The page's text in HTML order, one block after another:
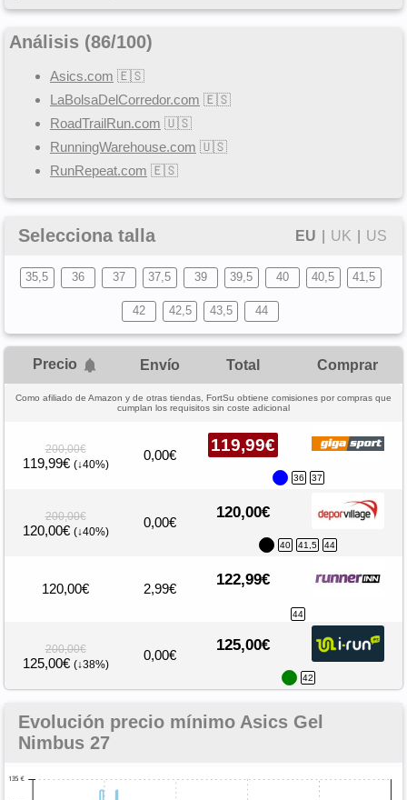
Análisis (86/100)
Asics.com 🇪🇸
LaBolsaDelCorredor.com 🇪🇸
RoadTrailRun.com 🇺🇸
RunningWarehouse.com 🇺🇸
RunRepeat.com 🇪🇸
Selecciona talla EU UK US
35,5 36 37 37,5 39 39,5 40 40,5 41,5
42 42,5 43,5 44
Precio Envío Total Comprar
Como afiliado de Amazon y de otras tiendas, FortSu obtiene comisiones por compras que
cumplan los requisitos sin coste adicional
200,00€
119,99€ (↓40%)
0,00€
119,99€
36 37
200,00€
120,00€ (↓40%)
0,00€
120,00€
40 41,5 44
120,00€ 2,99€
122,99€
44
200,00€
125,00€ (↓38%)
0,00€
125,00€
42
Evolución precio mínimo Asics Gel
Nimbus 27